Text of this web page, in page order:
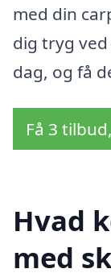
med din
dig tryg
dag, og få
Få 3
Hvad
med